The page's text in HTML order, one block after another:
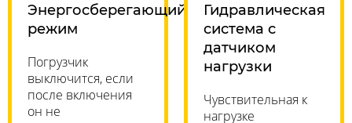
Энергосберегающий
режим
Погрузчик
выключится, если
после включения
он не
Гидравлическая
система с
датчиком
нагрузки
Чувствительная к
нагрузке